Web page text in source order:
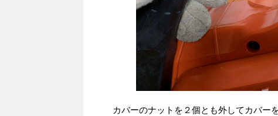
カバーのナットを２個とも外してカバー